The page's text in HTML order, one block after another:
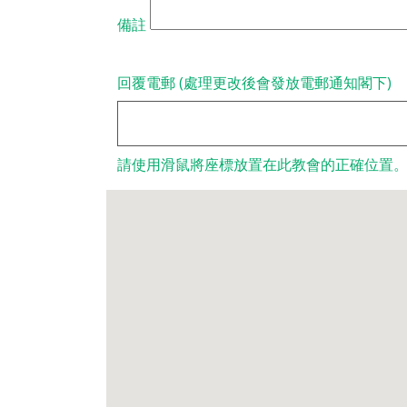
備註
回覆電郵 (處理更改後會發放電郵通知閣下)
請使用滑鼠將座標放置在此教會的正確位置。